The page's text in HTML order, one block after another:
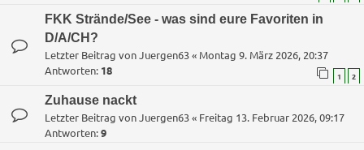
FKK Strände/See - was sind eure Favoriten in
D/A/CH?
Letzter Beitrag vonJuergen63« Montag 9. März 2026, 20:37
Antworten: 18 1 2
Zuhause nackt
Letzter Beitrag vonJuergen63« Freitag 13. Februar 2026, 09:17
Antworten:9